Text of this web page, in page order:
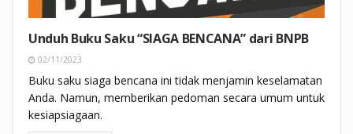
Unduh Buku Saku “SIAGA BENCANA” dari BNPB
02/11/2023
Buku saku siaga bencana ini tidak menjamin keselamatan
Anda. Namun, memberikan pedoman secara umum untuk
kesiapsiagaan.